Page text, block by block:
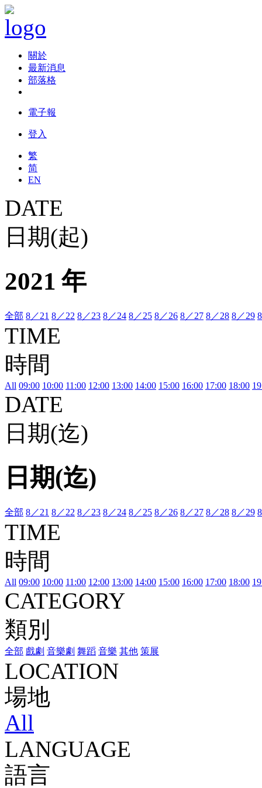
關於
最新消息
部落格
電子報
登入
繁
简
EN
DATE
日期(起)
2021 年
全部 8／21 8／22 8／23 8／24 8／25 8／26 8／27 8／28 8／29
TIME
時間
All 09:00 10:00 11:00 12:00 13:00 14:00 15:00 16:00 17:00 18:00
DATE
日期(迄)
日期(迄)
全部 8／21 8／22 8／23 8／24 8／25 8／26 8／27 8／28 8／29
TIME
時間
All 09:00 10:00 11:00 12:00 13:00 14:00 15:00 16:00 17:00 18:00
CATEGORY
類別
全部 戲劇 音樂劇 舞蹈 音樂 其他 策展
LOCATION
場地
All
LANGUAGE
語言